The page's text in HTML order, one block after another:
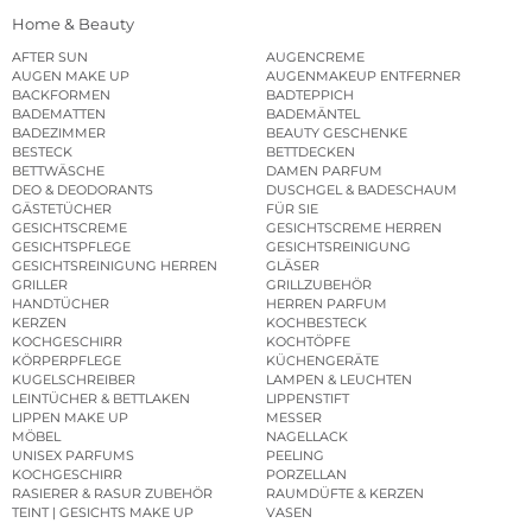
Home & Beauty
AFTER SUN
AUGENCREME
AUGEN MAKE UP
AUGENMAKEUP ENTFERNER
BACKFORMEN
BADTEPPICH
BADEMATTEN
BADEMÄNTEL
BADEZIMMER
BEAUTY GESCHENKE
BESTECK
BETTDECKEN
BETTWÄSCHE
DAMEN PARFUM
DEO & DEODORANTS
DUSCHGEL & BADESCHAUM
GÄSTETÜCHER
FÜR SIE
GESICHTSCREME
GESICHTSCREME HERREN
GESICHTSPFLEGE
GESICHTSREINIGUNG
GESICHTSREINIGUNG HERREN
GLÄSER
GRILLER
GRILLZUBEHÖR
HANDTÜCHER
HERREN PARFUM
KERZEN
KOCHBESTECK
KOCHGESCHIRR
KOCHTÖPFE
KÖRPERPFLEGE
KÜCHENGERÄTE
KUGELSCHREIBER
LAMPEN & LEUCHTEN
LEINTÜCHER & BETTLAKEN
LIPPENSTIFT
LIPPEN MAKE UP
MESSER
MÖBEL
NAGELLACK
UNISEX PARFUMS
PEELING
KOCHGESCHIRR
PORZELLAN
RASIERER & RASUR ZUBEHÖR
RAUMDÜFTE & KERZEN
TEINT | GESICHTS MAKE UP
VASEN